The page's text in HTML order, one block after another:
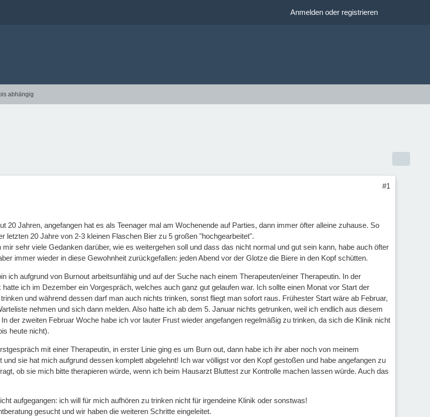
Anmelden oder registrieren
abhängig
#1
20 Jahren, angefangen hat es als Teenager mal am Wochenende auf Parties, dann immer öfter alleine zuhause. So
letzten 20 Jahre von 2-3 kleinen Flaschen Bier zu 5 großen "hochgearbeitet".
sehr viele Gedanken darüber, wie es weitergehen soll und dass das nicht normal und gut sein kann, habe auch öfter
immer wieder in diese Gewohnheit zurückgefallen: jeden Abend vor der Glotze die Biere in den Kopf schütten.
ich aufgrund von Burnout arbeitsunfähig und auf der Suche nach einem Therapeuten/einer Therapeutin. In der
ich im Dezember ein Vorgespräch, welches auch ganz gut gelaufen war. Ich sollte einen Monat vor Start der
und während dessen darf man auch nichts trinken, sonst fliegt man sofort raus. Frühester Start wäre ab Februar,
nehmen und sich dann melden. Also hatte ich ab dem 5. Januar nichts getrunken, weil ich endlich aus diesem
der zweiten Februar Woche habe ich vor lauter Frust wieder angefangen regelmäßig zu trinken, da sich die Klinik nicht
heute nicht).
mit einer Therapeutin, in erster Linie ging es um Burn out, dann habe ich ihr aber noch von meinem
sie hat mich aufgrund dessen komplett abgelehnt! Ich war völligst vor den Kopf gestoßen und habe angefangen zu
ob sie mich bitte therapieren würde, wenn ich beim Hausarzt Bluttest zur Kontrolle machen lassen würde. Auch das
aufgegangen: ich will für mich aufhören zu trinken nicht für irgendeine Klinik oder sonstwas!
gesucht und wir haben die weiteren Schritte eingeleitet.